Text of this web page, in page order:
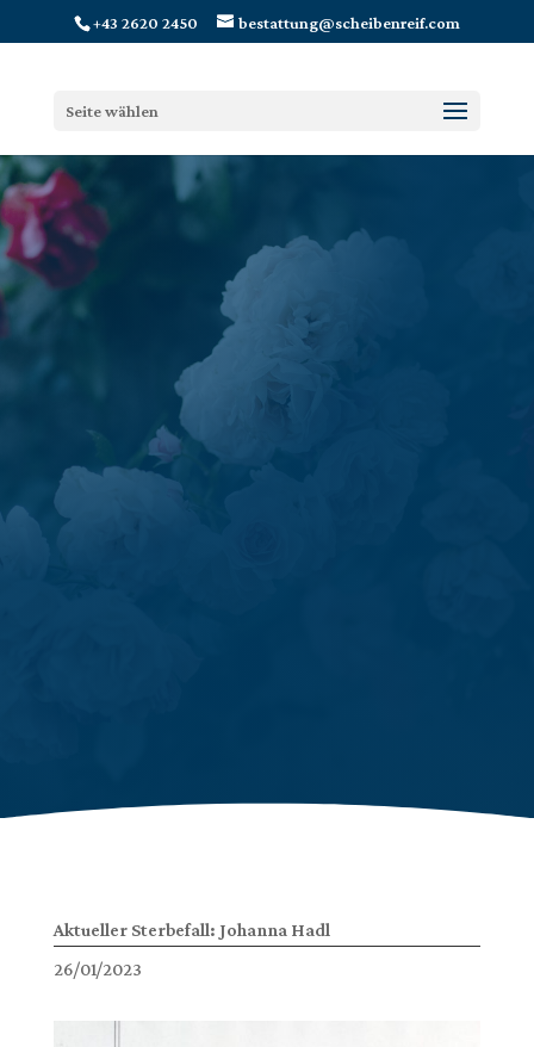
+43 2620 2450 bestattung@scheibenreif.com
Seite wählen
Aktueller Sterbefall: Johanna Hadl
26/01/2023